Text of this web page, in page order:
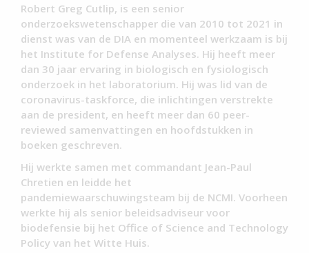
Robert Greg Cutlip, is een senior
onderzoekswetenschapper die van 2010 tot 2021 in
dienst was van de DIA en momenteel werkzaam is bij
het Institute for Defense Analyses. Hij heeft meer
dan 30 jaar ervaring in biologisch en fysiologisch
onderzoek in het laboratorium. Hij was lid van de
coronavirus-taskforce, die inlichtingen verstrekte
aan de president, en heeft meer dan 60 peer-
reviewed samenvattingen en hoofdstukken in
boeken geschreven.
Hij werkte samen met commandant Jean-Paul
Chretien en leidde het
pandemiewaarschuwingsteam bij de NCMI. Voorheen
werkte hij als senior beleidsadviseur voor
biodefensie bij het Office of Science and Technology
Policy van het Witte Huis.